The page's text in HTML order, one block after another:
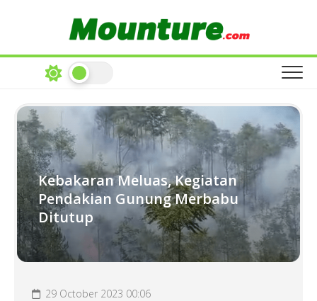
Kebakaran Meluas, Kegiatan
Pendakian Gunung Merbabu
Ditutup
29 October 2023 00:06